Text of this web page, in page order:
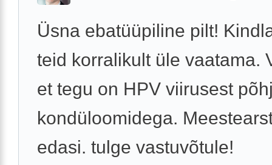
Üsna ebatüüpiline pilt!
teid korralikult üle vaatama.
et tegu on HPV viirusest
kondüloomidega.
edasi. tulge vastuvõtule!